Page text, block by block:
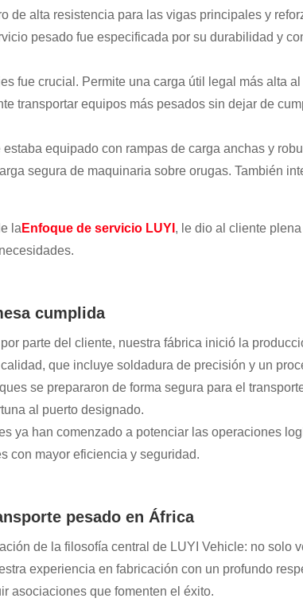
de alta resistencia para las vigas principales y
pesado fue especificada por su durabilidad y
fue crucial. Permite una carga útil legal más alta
transportar equipos más pesados ​​sin dejar de
estaba equipado con rampas de carga anchas y
segura de maquinaria sobre orugas. También
la Enfoque de servicio LUYI , le dio al cliente
cumplida
parte del cliente, nuestra fábrica inició la
que incluye soldadura de precisión y un
se prepararon de forma segura para el
al puerto designado.
ya han comenzado a potenciar las operaciones
con mayor eficiencia y seguridad.
pesado en África
de la filosofía central de LUYI Vehicle: no solo
experiencia en fabricación con un profundo
asociaciones que fomenten el éxito.